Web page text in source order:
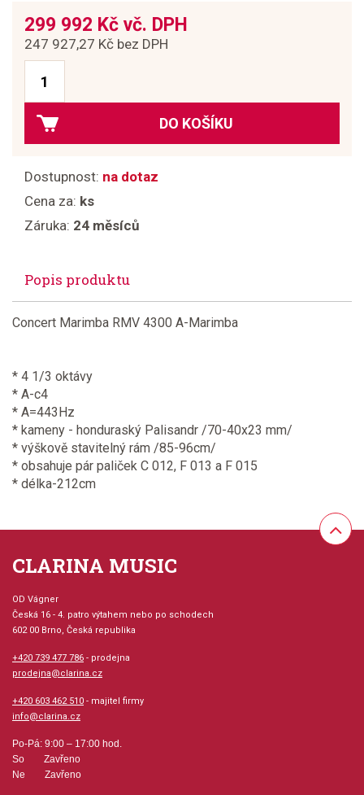
299 992 Kč vč. DPH
247 927,27 Kč bez DPH
DO KOŠÍKU
Dostupnost: na dotaz
Cena za: ks
Záruka: 24 měsíců
Popis produktu
Concert Marimba RMV 4300 A-Marimba
* 4 1/3 oktávy
* A-c4
* A=443Hz
* kameny - honduraský Palisandr /70-40x23 mm/
* výškově stavitelný rám /85-96cm/
* obsahuje pár paliček C 012, F 013 a F 015
* délka-212cm
CLARINA MUSIC
OD Vágner
Česká 16 - 4. patro výtahem nebo po schodech
602 00 Brno, Česká republika
+420 739 477 786 - prodejna
prodejna@clarina.cz
+420 603 462 510 - majitel firmy
info@clarina.cz
Po-Pá: 9:00 – 17:00 hod.
So Zavřeno
Ne Zavřeno